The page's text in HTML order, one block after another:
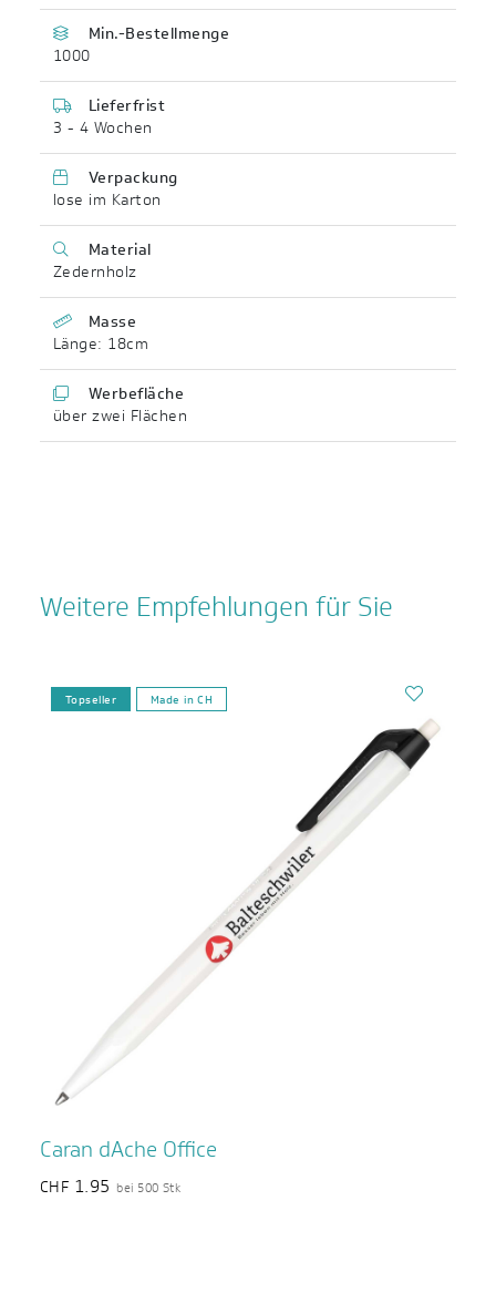
Min.-Bestellmenge
1000
Lieferfrist
3 - 4 Wochen
Verpackung
lose im Karton
Material
Zedernholz
Masse
Länge: 18cm
Werbefläche
über zwei Flächen
Weitere Empfehlungen für Sie
Topseller Made in CH
Caran dAche Office
CHF 1.95 bei 500 Stk